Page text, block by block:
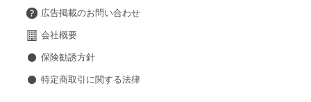
広告掲載のお問い合わせ
会社概要
保険勧誘方針
特定商取引に関する法律